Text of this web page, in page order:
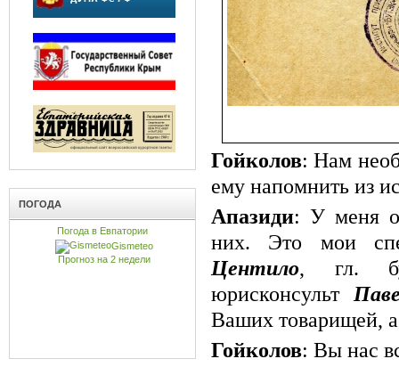
ПОГОДА
Погода в Евпатории
Gismeteo
Прогноз на 2 недели
Гойколов: Нам
ему напомнить из
Апазиди: У меня
них. Это мои
Центило, гл.
юрисконсульт
Ваших товарищей,
Гойколов: Вы нас